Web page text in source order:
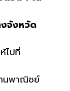
จังหวัด
ไปที่
นพาณิชย์